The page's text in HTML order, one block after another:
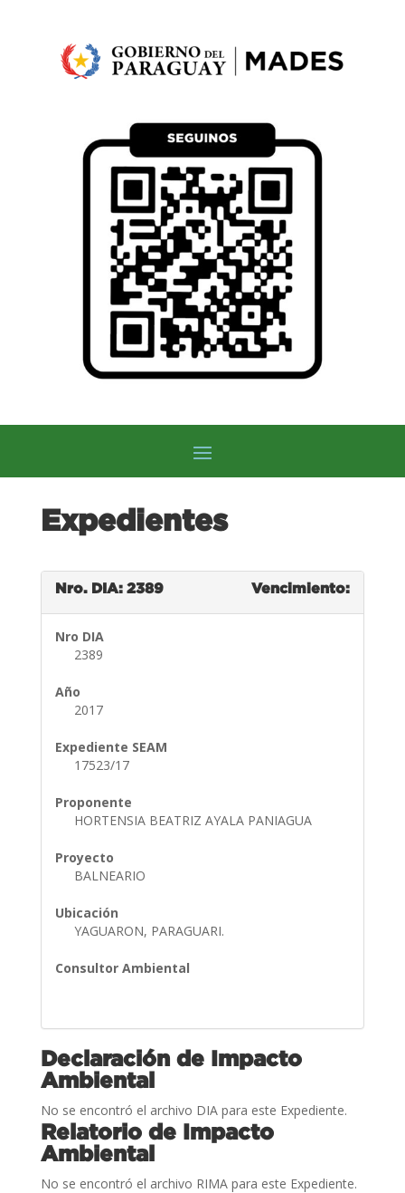
Expedientes
Nro. DIA: 2389 Vencimiento:
Nro DIA
2389
Año
2017
Expediente SEAM
17523/17
Proponente
HORTENSIA BEATRIZ AYALA PANIAGUA
Proyecto
BALNEARIO
Ubicación
YAGUARON, PARAGUARI.
Consultor Ambiental
Declaración de Impacto
Ambiental
No se encontró el archivo DIA para este Expediente.
Relatorio de Impacto
Ambiental
No se encontró el archivo RIMA para este Expediente.